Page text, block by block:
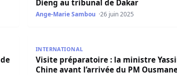
Dieng au tribunal de Dakar
Ange-Marie Sambou 26 juin 2025
la troisième génération du Boeing 777 sur le
Visite préparatoire : la ministre
INTERNATIONAL
Visite préparatoire : la ministre
Chine avant l’arrivée du PM